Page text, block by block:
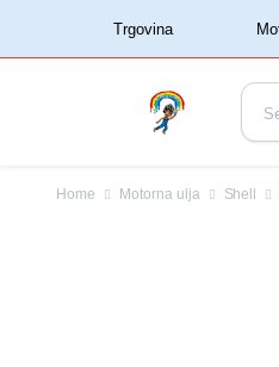
‏‏‎ ‏‏‎ ‎‎Trgovina‏‏‎ ‎
Home Motorna ulja Shell